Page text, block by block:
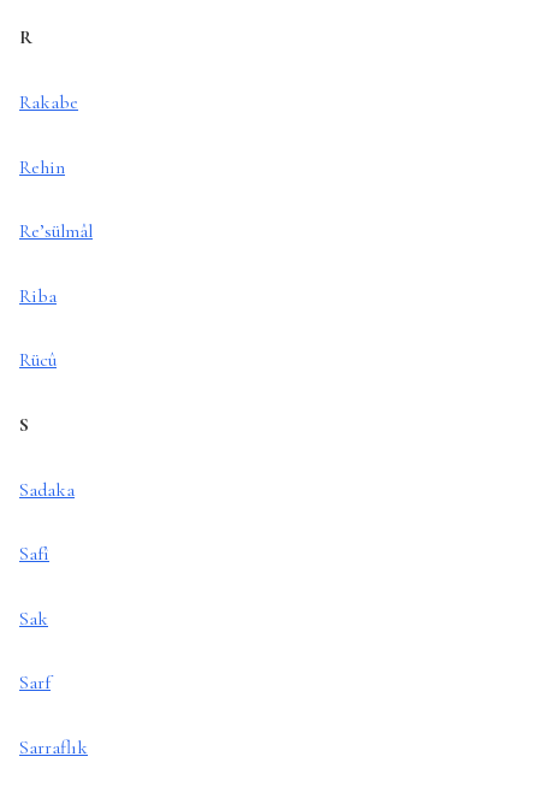
R
Rakabe
Rehin
Re’sülmâl
Riba
Rücû
S
Sadaka
Safî
Sak
Sarf
Sarraflık